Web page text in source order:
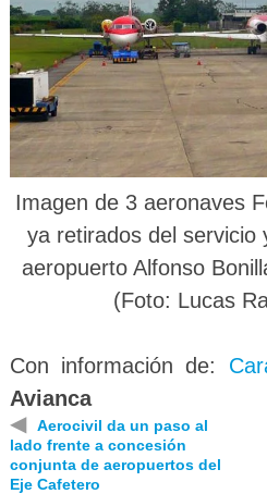
Imagen de 3 aeronaves
ya retirados del servicio
aeropuerto Alfonso
(Foto: Lucas
Con información de:
Avianca
◀
Aerocivil da un paso al
lado frente a concesión
conjunta de aeropuertos del
Eje Cafetero